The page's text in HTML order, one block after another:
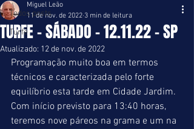
Todos posts
Turfe
TURFE - SÁBADO - 12.11.22 - SP
Miguel Leão
11 de nov. de 2022 3 min de leitura
Atualizado: 12 de nov. de 2022
Programação muito boa em termos
técnicos e caracterizada pelo forte
equilíbrio esta tarde em Cidade Jardim.
Com início previsto para 13:40 horas,
teremos nove páreos na grama e um na